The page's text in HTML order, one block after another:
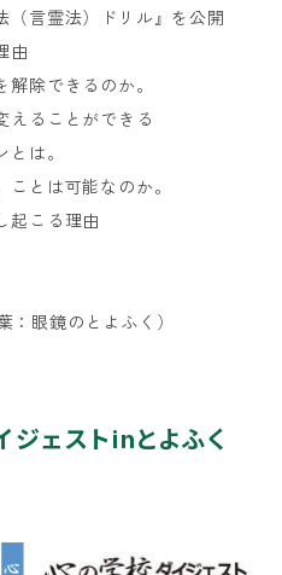
言霊法）ドリル』を公開
由
除できるのか。
ることができる
は。
とは可能なのか。
こる理由
眼鏡のとよふく）
ジェストinとよふく